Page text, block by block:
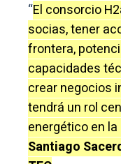
“El consorcio
socias, tener
frontera,
capacidades
crear negocios
tendrá un rol
energético en
Santiago